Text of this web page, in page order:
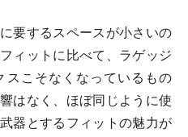
要するスペースが小さいの
ィットに比べて、ラゲッジ
スこそなくなっているもの
はなく、ほぼ同じように使
器とするフィットの魅力が